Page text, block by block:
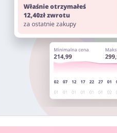
Właśnie otrzymałeś
12,40zł zwrotu
za ostatnie zakupy